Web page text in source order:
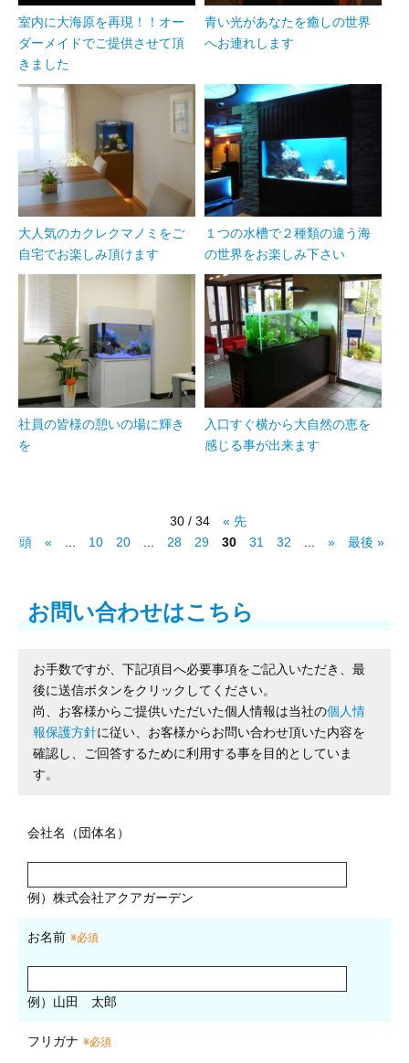
室内に大海原を再現！！オー
ダーメイドでご提供させて頂
きました
青い光があなたを癒しの世界
へお連れします
大人気のカクレクマノミをご
自宅でお楽しみ頂けます
１つの水槽で２種類の違う海
の世界をお楽しみ下さい
社員の皆様の憩いの場に輝き
を
入口すぐ横から大自然の恵を
感じる事が出来ます
30 / 34
« 先
頭
« 10 20 28 29 30 31 32 » 最後 »
お問い合わせはこちら
お手数ですが、下記項目へ必要事項をご記入いただき、最
後に送信ボタンをクリックしてください。
尚、お客様からご提供いただいた個人情報は当社の個人情
報保護方針に従い、お客様からお問い合わせ頂いた内容を
確認し、ご回答するために利用する事を目的としていま
す。
会社名（団体名）
例）株式会社アクアガーデン
お名前 ※必須
例）山田 太郎
フリガナ ※必須